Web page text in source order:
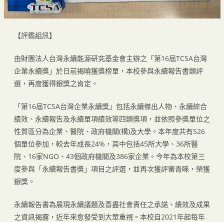
【評鑑組訊】
由財團法人台灣永續能源研究基金會主辦之「第16屆TCSA台灣
企業永續獎」於日前揭曉獲獎榜單，本校參與永續報告書類評
選，再度獲得銀獎之肯定。
「第16屆TCSA台灣企業永續獎」包括永續傑出人物、永續綜合
績效、永續報告及永續單項績效等四類獎項，並依照參獎單位之
性質區分為企業、醫院、政府機關(構)及大學。本年度共有526
個單位參加，較去年成長24%，其中包括45所大學、36所醫
院、16家NGO、43個政府機關及386家企業。今年為本校第三
度參與「永續報告書獎」項目之評選，並再次獲評審青睞，榮獲
銀獎。
永續報告書為展現永續議題及善盡社會責任之承諾、績效及成果
之資訊揭露，近年來愈發受到大眾重視。本校自2021年起每年